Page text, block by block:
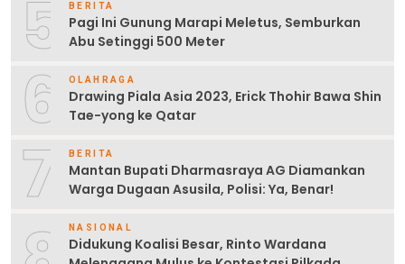
5 BERITA
Pagi Ini Gunung Marapi Meletus, Semburkan
Abu Setinggi 500 Meter
6 OLAHRAGA
Drawing Piala Asia 2023, Erick Thohir Bawa Shin
Tae-yong ke Qatar
7 BERITA
Mantan Bupati Dharmasraya AG Diamankan
Warga Dugaan Asusila, Polisi: Ya, Benar!
NASIONAL
Didukung Koalisi Besar, Rinto Wardana